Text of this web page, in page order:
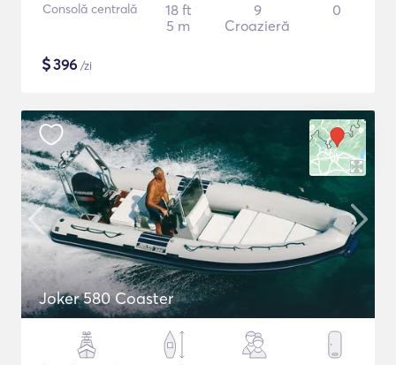
Consolă centrală
18 ft
5 m
9
Croazieră
0
$396 /zi
Joker 580 Coaster